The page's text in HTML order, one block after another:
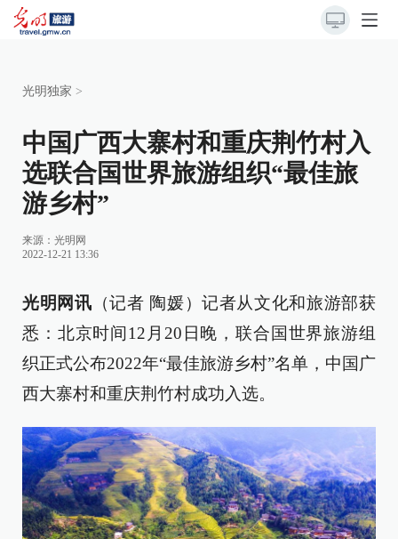
光明独家 >
中国广西大寨村和重庆荆竹村入
选联合国世界旅游组织“最佳旅
游乡村”
来源： 光明网
2022-12-21 13:36
光明网讯 （记者 陶媛）记者从文化和旅游部获
悉：北京时间12月20日晚，联合国世界旅游组
织正式公布2022年“最佳旅游乡村”名单，中国广
西大寨村和重庆荆竹村成功入选。